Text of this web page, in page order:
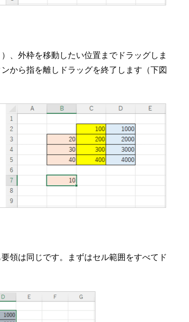
、外枠を移動したい位置までドラッグしま
から指を離しドラッグを終了します（下図
領は同じです。まずはセル範囲をすべてド